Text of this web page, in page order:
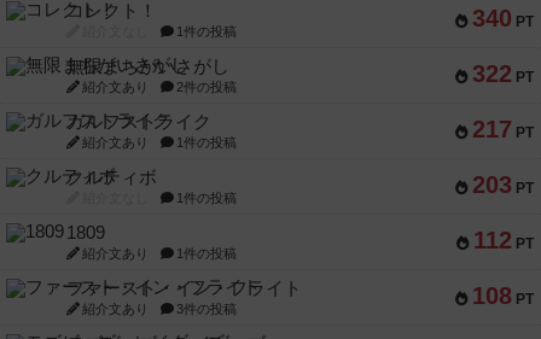
340 PT
コレクト！
1件の投稿
322 PT
無限まちがいさがし
紹介文あり 2件の投稿
217 PT
ガルフストライク
紹介文あり 1件の投稿
203 PT
クルティボ
1件の投稿
112 PT
1809
紹介文あり 1件の投稿
108 PT
ファースト・イン・フライト
紹介文あり 3件の投稿